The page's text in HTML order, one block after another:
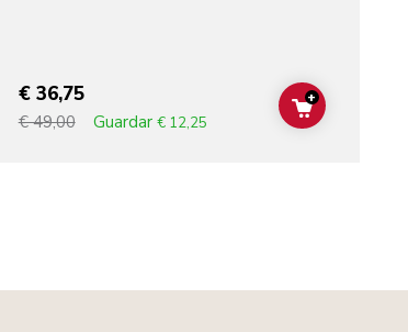
€ 36,75
€ 49,00 Guardar € 12,25 ADD TO CART
+